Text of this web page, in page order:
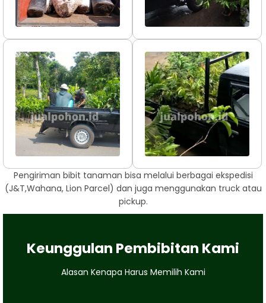
Pengiriman bibit tanaman bisa melalui berbagai ekspedisi
(J&T,Wahana, Lion Parcel) dan juga menggunakan truck atau
pickup.
Keunggulan Pembibitan Kami
Alasan Kenapa Harus Memilih Kami